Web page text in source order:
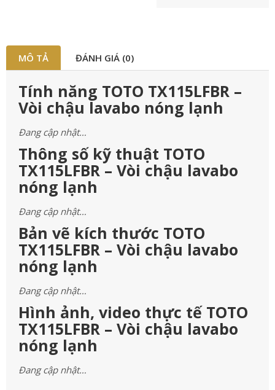
MÔ TẢ ĐÁNH GIÁ (0)
Tính năng TOTO TX115LFBR –
Vòi chậu lavabo nóng lạnh
Đang cập nhật…
Thông số kỹ thuật TOTO
TX115LFBR – Vòi chậu lavabo
nóng lạnh
Đang cập nhật…
Bản vẽ kích thước TOTO
TX115LFBR – Vòi chậu lavabo
nóng lạnh
Đang cập nhật…
Hình ảnh, video thực tế TOTO
TX115LFBR – Vòi chậu lavabo
nóng lạnh
Đang cập nhật…